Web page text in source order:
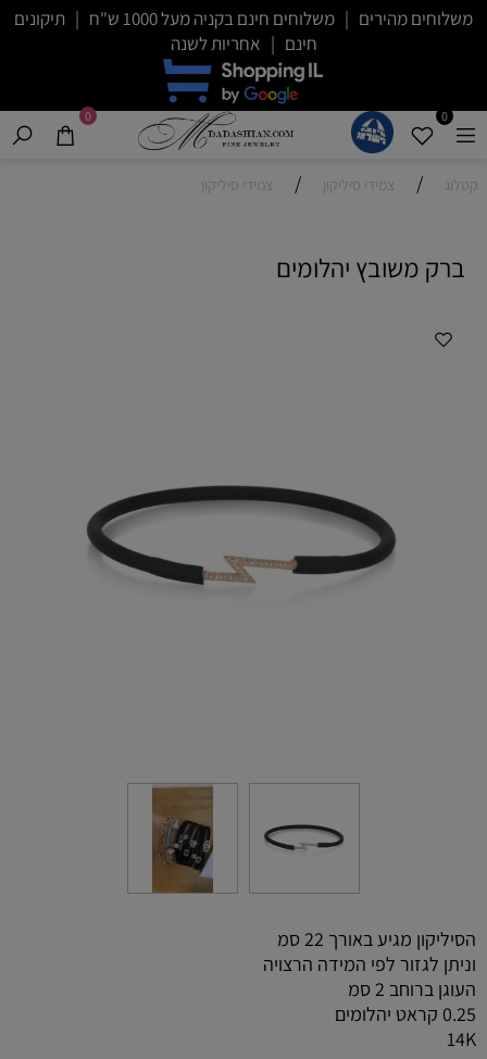
משלוחים מהירים | משלוחים חינם בקניה מעל 1000 ש"ח | תיקונים
חינם | אחריות לשנה
0
0
קטלוג / צמידי סיליקון / צמידי סיליקון
ברק משובץ יהלומים
הסיליקון מגיע באורך 22 סמ
וניתן לגזור לפי המידה הרצויה
העוגן ברוחב 2 סמ
0.25 קראט יהלומים
14K